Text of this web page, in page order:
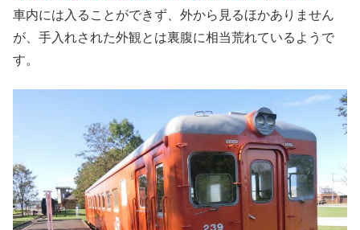
車内には入ることができず、外から見るほかありません
が、手入れされた外観とは裏腹に相当荒れているようで
す。